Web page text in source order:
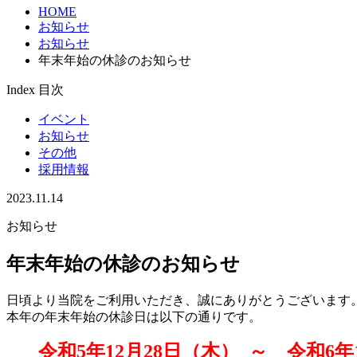
HOME
お知らせ
お知らせ
年末年始の休診のお知らせ
Index 目次
イベント
お知らせ
その他
採用情報
2023.11.14
お知らせ
年末年始の休診のお知らせ
日頃より当院をご利用いただき、誠にありがとうございます。
本年の年末年始の休診日は以下の通りです。
令和5年12月28日（木） ～ 令和6年